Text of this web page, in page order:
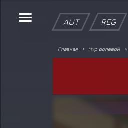
AUT REG
Главная Мир ролевой